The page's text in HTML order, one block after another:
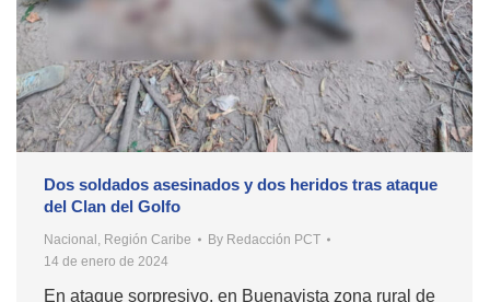
Dos soldados asesinados y dos heridos tras ataque
del Clan del Golfo
Nacional Región Caribe By Redacción PCT
14 de enero de 2024
En ataque sorpresivo, en Buenavista zona rural de